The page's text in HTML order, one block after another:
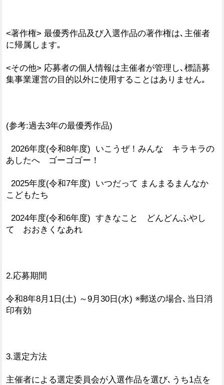
<著作権> 最優秀作品及び入選作品の著作権は､主催者
に帰属します｡
<その他> 応募者の個人情報は主催者が管理し､標語募
集事業運営の目的以外に使用することはありません｡
(参考:過去3年の最優秀作品)
2026年度(令和8年度) いこうぜ！みんな キラキラの
あしたへ ゴーゴゴー！
2025年度(令和7年度) いつだって まんまるまんなか
こどもたち
2024年度(令和6年度) すきなこと どんどんふやし
て おおきくなあれ
2.応募期間
令和8年8月1日(土) ～9月30日(水) ※郵送の場合､当日消
印有効
3.選定方法
主催者による選定委員会が入選作品を選び､うち1点を